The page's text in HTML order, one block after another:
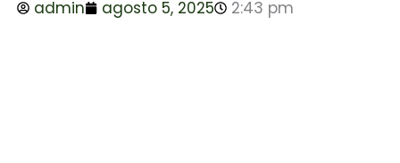
admin agosto 5, 2025 2:43 pm